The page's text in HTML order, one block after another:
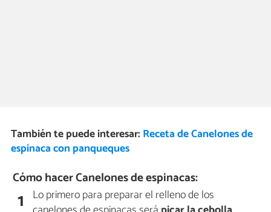
También te puede interesar: Receta de Canelones de
espinaca con panqueques
Cómo hacer Canelones de espinacas:
1 Lo primero para preparar el relleno de los